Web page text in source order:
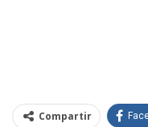
Compartir